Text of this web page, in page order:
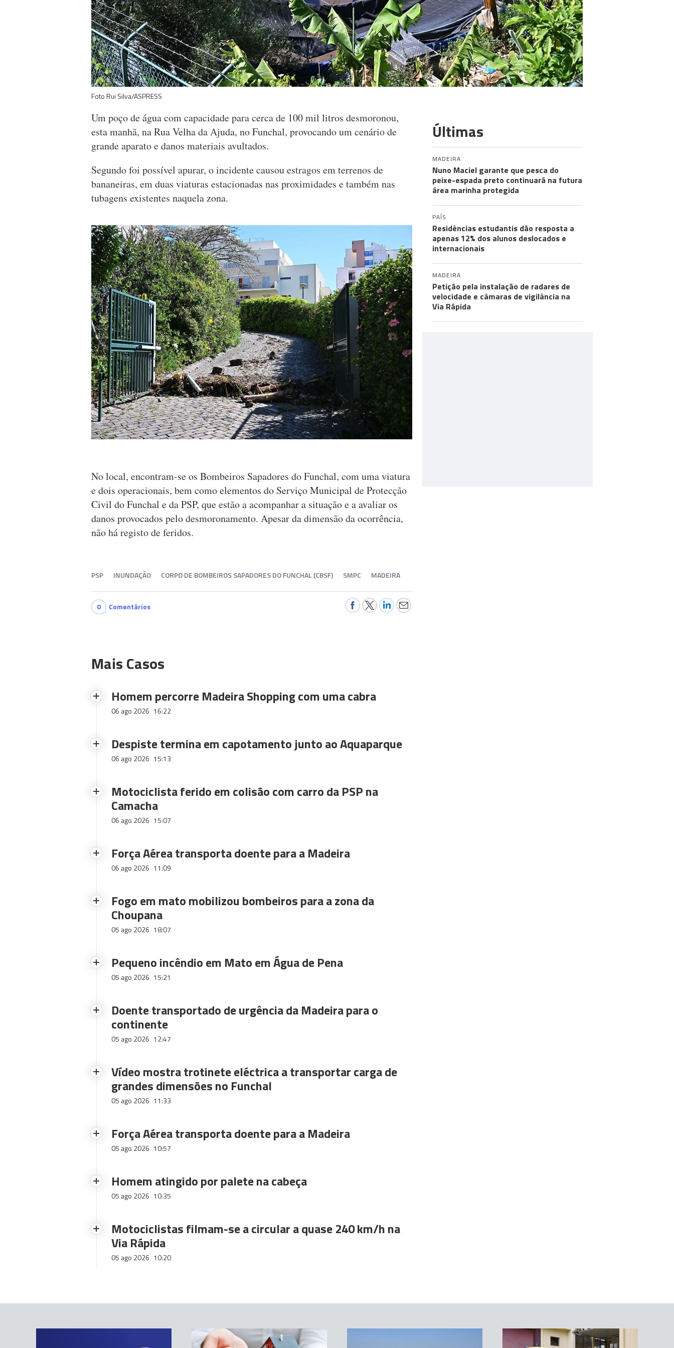
Foto Rui Silva/ASPRESS
Um poço de água com capacidade para cerca de 100 mil litros desmoronou,
esta manhã, na Rua Velha da Ajuda, no Funchal, provocando um cenário de
grande aparato e danos materiais avultados.
Segundo foi possível apurar, o incidente causou estragos em terrenos de
bananeiras, em duas viaturas estacionadas nas proximidades e também nas
tubagens existentes naquela zona.
No local, encontram-se os Bombeiros Sapadores do Funchal, com uma viatura
e dois operacionais, bem como elementos do Serviço Municipal de Protecção
Civil do Funchal e da PSP, que estão a acompanhar a situação e a avaliar os
danos provocados pelo desmoronamento. Apesar da dimensão da ocorrência,
não há registo de feridos.
PSP INUNDAÇÃO CORPO DE BOMBEIROS SAPADORES DO FUNCHAL (CBSF) SMPC MADEIRA
0 Comentários
Mais Casos
Homem percorre Madeira Shopping com uma cabra
06 ago 2026 16:22
Despiste termina em capotamento junto ao Aquaparque
06 ago 2026 15:13
Motociclista ferido em colisão com carro da PSP na
Camacha
06 ago 2026 15:07
Força Aérea transporta doente para a Madeira
06 ago 2026 11:09
Fogo em mato mobilizou bombeiros para a zona da
Choupana
05 ago 2026 18:07
Pequeno incêndio em Mato em Água de Pena
05 ago 2026 15:21
Doente transportado de urgência da Madeira para o
continente
05 ago 2026 12:47
Vídeo mostra trotinete eléctrica a transportar carga de
grandes dimensões no Funchal
05 ago 2026 11:33
Força Aérea transporta doente para a Madeira
05 ago 2026 10:57
Homem atingido por palete na cabeça
05 ago 2026 10:35
Motociclistas filmam-se a circular a quase 240 km/h na
Via Rápida
05 ago 2026 10:20
Últimas
MADEIRA
Nuno Maciel garante que pesca do
peixe-espada preto continuará na futura
área marinha protegida
PAÍS
Residências estudantis dão resposta a
apenas 12% dos alunos deslocados e
internacionais
MADEIRA
Petição pela instalação de radares de
velocidade e câmaras de vigilância na
Via Rápida